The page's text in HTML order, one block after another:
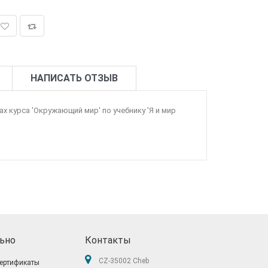
НАПИСАТЬ ОТЗЫВ
курса 'Окружающий мир' по учебнику 'Я и мир
Контакты
CZ-35002 Cheb